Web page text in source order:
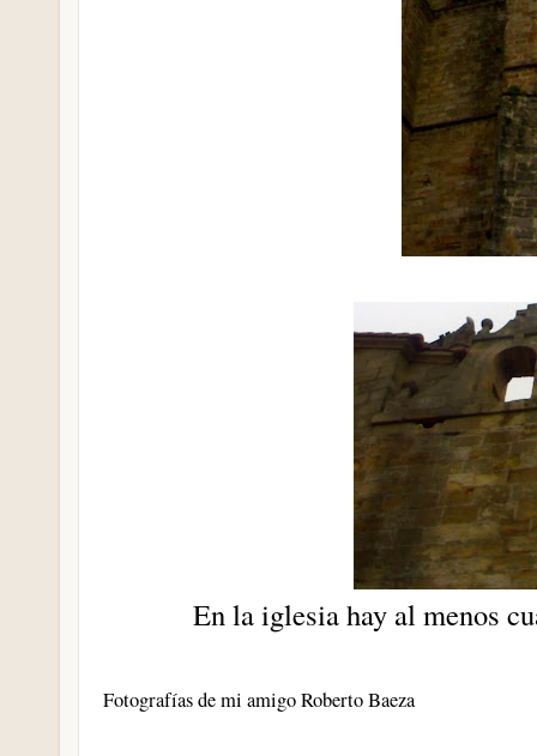
En la iglesia hay al menos
Fotografías de mi amigo Roberto Baeza